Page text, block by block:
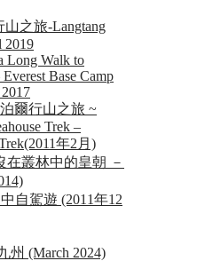
山之旅-Langtang
2019
Long Walk to
Base Camp
爾行山之旅 ~
Trek –
年2月)
在叢林中的皇朝 －
自駕遊 (2011年12
州 (March 2024)